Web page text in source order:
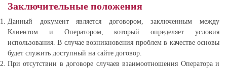
Заключительные положения
Данный документ является договором, заключенным между
Клиентом и Оператором, который определяет условия
использования. В случае возникновения проблем в качестве основы
будет служить доступный на сайте договор.
При отсутствии в договоре случаев взаимоотношения Оператора и